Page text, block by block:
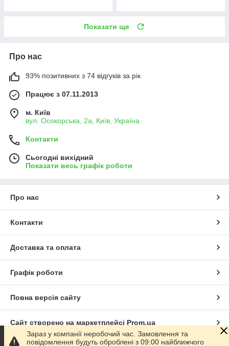
Показати ще
Про нас
93% позитивних з 74 відгуків за рік
Працює з 07.11.2013
м. Київ
вул. Осокорська, 2а, Київ, Україна
Контакти
Сьогодні вихідний
Показати весь графік роботи
Про нас
Контакти
Доставка та оплата
Графік роботи
Повна версія сайту
Сайт створено на маркетплейсі Prom.ua
Зараз у компанії неробочий час. Замовлення та
повідомлення будуть оброблені з 09:00 найближчого